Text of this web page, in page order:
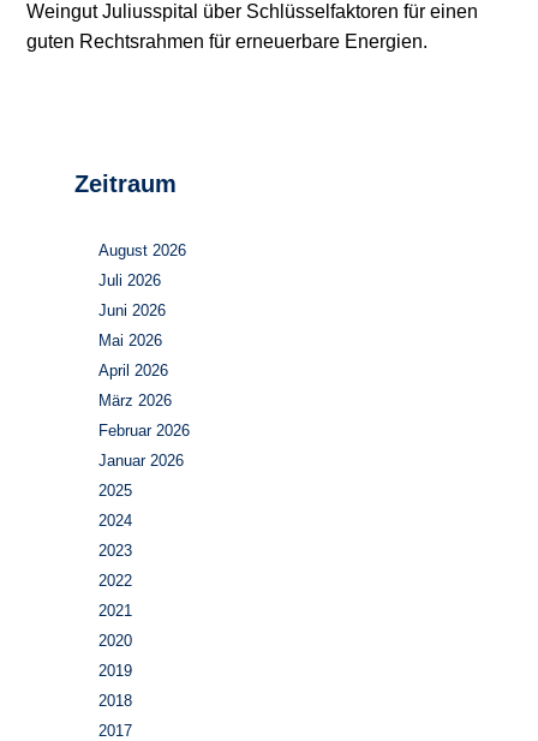
Weingut Juliusspital über Schlüsselfaktoren für einen
guten Rechtsrahmen für erneuerbare Energien.
Zeitraum
August 2026
Juli 2026
Juni 2026
Mai 2026
April 2026
März 2026
Februar 2026
Januar 2026
2025
2024
2023
2022
2021
2020
2019
2018
2017